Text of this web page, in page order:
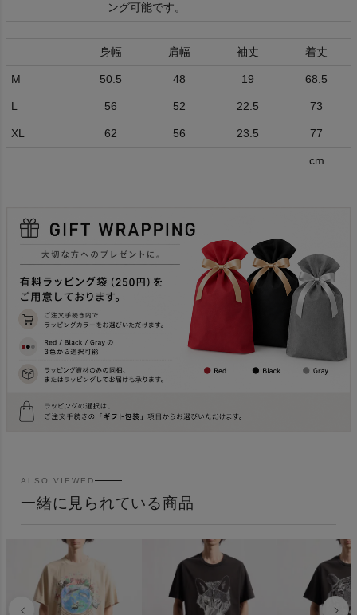
ング可能です。
身幅 肩幅 袖丈 着丈
M 50.5 48 19 68.5
L 56 52 22.5 73
XL 62 56 23.5 77
cm
ALSO VIEWED
一緒に見られている商品